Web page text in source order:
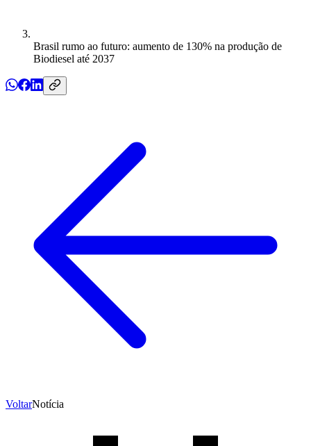
Brasil rumo ao futuro: aumento de 130% na produção de
Biodiesel até 2037
VoltarNotícia